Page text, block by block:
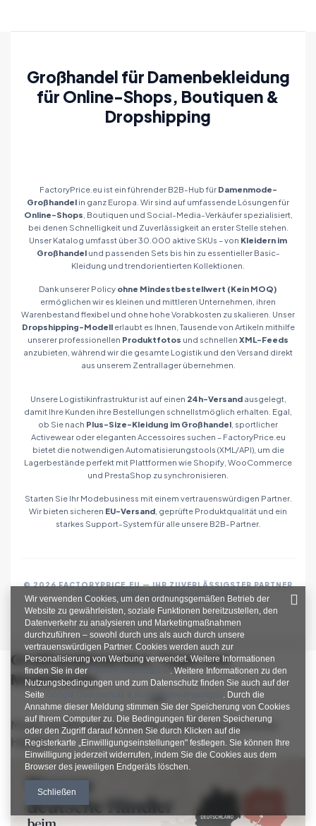
Großhandel für Damenbekleidung
für Online-Shops, Boutiquen &
Dropshipping
FactoryPrice.eu ist ein führender B2B-Hub für Damenmode-
Großhandel in ganz Europa. Wir sind auf umfassende Lösungen für
Online-Shops , Boutiquen und Social-Media-Verkäufer spezialisiert,
bei denen Schnelligkeit und Zuverlässigkeit an erster Stelle stehen.
Unser Katalog umfasst über 30.000 aktive SKUs – von Kleidern im
Großhandelund passenden Sets bis hin zu essentieller Basic-
Kleidung und trendorientierten Kollektionen.
Dank unserer Policy ohne Mindestbestellwert (Kein MOQ)
ermöglichen wir es kleinen und mittleren Unternehmen, ihren
Warenbestand flexibel und ohne hohe Vorabkosten zu skalieren. Unser
Dropshipping-Modellerlaubt es Ihnen, Tausende von Artikeln mithilfe
unserer professionellen Produktfotos und schnellen XML-Feeds
anzubieten, während wir die gesamte Logistik und den Versand direkt
aus unserem Zentrallager übernehmen.
Unsere Logistikinfrastruktur ist auf einen 24h-Versandausgelegt,
damit Ihre Kunden ihre Bestellungen schnellstmöglich erhalten. Egal,
ob Sie nach Plus-Size-Kleidung im Großhandel , sportlicher
Activewear oder eleganten Accessoires suchen – FactoryPrice.eu
bietet die notwendigen Automatisierungstools (XML/API), um die
Lagerbestände perfekt mit Plattformen wie Shopify, WooCommerce
und PrestaShop zu synchronisieren.
Starten Sie Ihr Modebusiness mit einem vertrauenswürdigen Partner.
Wir bieten sicheren EU-Versand , geprüfte Produktqualität und ein
starkes Support-System für alle unsere B2B-Partner.
© 2026 FACTORYPRICE.EU — IHR ZUVERLÄSSIGSTER PARTNER
FÜR MODEGROSSHANDEL IN EUROPA
Großhandelsartikel, Tipps und
Modetrends
Mode-Großhandel aus Polen: Vorteile für deutsche
Händler
Wir verwenden Cookies, um den ordnungsgemäßen Betrieb der
Website zu gewährleisten, soziale Funktionen bereitzustellen, den
Datenverkehr zu analysieren und Marketingmaßnahmen
durchzuführen – sowohl durch uns als auch durch unsere
vertrauenswürdigen Partner. Cookies werden auch zur
Personalisierung von Werbung verwendet. Weitere Informationen
finden Sie in der
. Weitere Informationen zu den
Nutzungsbedingungen und zum Datenschutz finden Sie auch auf der
Seite
Google Datenschutz & Nutzungsbedingungen . Durch die
Annahme dieser Meldung stimmen Sie der Speicherung von Cookies
auf Ihrem Computer zu. Die Bedingungen für deren Speicherung
oder den Zugriff darauf können Sie durch Klicken auf die
Registerkarte „Einwilligungseinstellungen" festlegen. Sie können Ihre
Einwilligung jederzeit widerrufen, indem Sie die Cookies aus dem
Browser des jeweiligen Endgeräts löschen.
Schließen